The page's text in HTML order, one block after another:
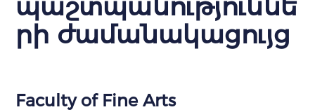
պաշտպանություննե
րի ժամանակացույց
Faculty of Fine Arts